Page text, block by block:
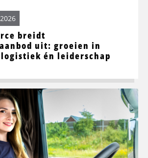
breidt
uit: groeien in
én leiderschap